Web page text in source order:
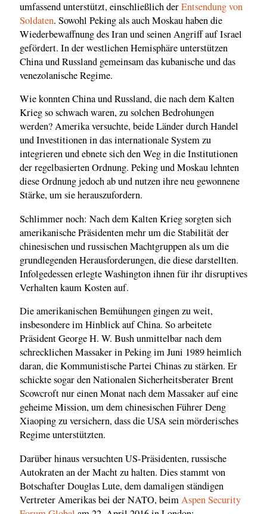
umfassend unterstützt, einschließlich derEntsendung von
Soldaten. Sowohl Peking als auch Moskau haben die
Wiederbewaffnung des Iran und seinen Angriff auf Israel
gefördert. In der westlichen Hemisphäre unterstützen
China und Russland gemeinsam das kubanische und das
venezolanische Regime.
Wie konnten China und Russland, die nach dem Kalten
Krieg so schwach waren, zu solchen Bedrohungen
werden? Amerika versuchte, beide Länder durch Handel
und Investitionen in das internationale System zu
integrieren und ebnete sich den Weg in die Institutionen
der regelbasierten Ordnung. Peking und Moskau lehnten
diese Ordnung jedoch ab und nutzen ihre neu gewonnene
Stärke, um sie herauszufordern.
Schlimmer noch: Nach dem Kalten Krieg sorgten sich
amerikanische Präsidenten mehr um die Stabilität der
chinesischen und russischen Machtgruppen als um die
grundlegenden Herausforderungen, die diese darstellten.
Infolgedessen erlegte Washington ihnen für ihr disruptives
Verhalten kaum Kosten auf.
Die amerikanischen Bemühungen gingen zu weit,
insbesondere im Hinblick auf China. So arbeitete
Präsident George H. W. Bush unmittelbar nach dem
schrecklichen Massaker in Peking im Juni 1989 heimlich
daran, die Kommunistische Partei Chinas zu stärken. Er
schickte sogar den Nationalen Sicherheitsberater Brent
Scowcroft nur einen Monat nach dem Massaker auf eine
geheime Mission, um dem chinesischen Führer Deng
Xiaoping zu versichern, dass die USA sein mörderisches
Regime unterstützten.
Darüber hinaus versuchten US-Präsidenten, russische
Autokraten an der Macht zu halten. Dies stammt von
Botschafter Douglas Lute, dem damaligen ständigen
Vertreter Amerikas bei der NATO, beimAspen Security